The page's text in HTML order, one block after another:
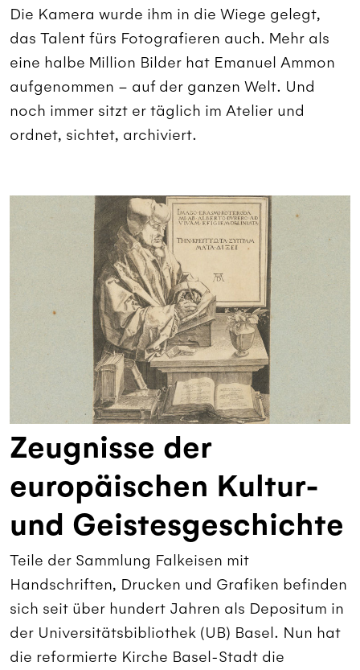
Die Kamera wurde ihm in die Wiege gelegt,
das Talent fürs Fotografieren auch. Mehr als
eine halbe Million Bilder hat Emanuel Ammon
aufgenommen – auf der ganzen Welt. Und
noch immer sitzt er täglich im Atelier und
ordnet, sichtet, archiviert.
Zeugnisse der
europäischen Kultur-
und Geistesgeschichte
Teile der Sammlung Falkeisen mit
Handschriften, Drucken und Grafiken befinden
sich seit über hundert Jahren als Depositum in
der Universitätsbibliothek (UB) Basel. Nun hat
die reformierte Kirche Basel-Stadt die